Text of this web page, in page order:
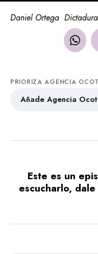
Daniel Ortega Dictadura
PRIORIZA AGENCIA
Añade Agencia
Este es un
escucharlo,